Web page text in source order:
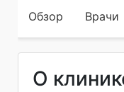
Обзор Врачи
О